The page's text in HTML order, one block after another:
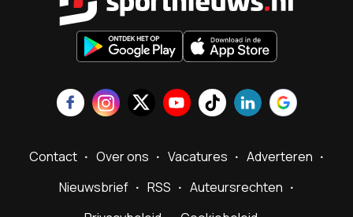
Contact Over ons Vacatures
Adverteren
Nieuwsbrief
RSS
Auteursrechten